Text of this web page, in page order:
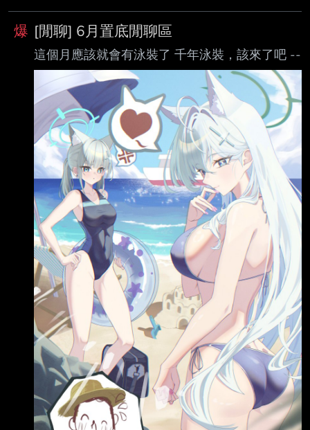
愛麗絲(武裝)/kei 戰星池(110~300) 110 泳渚
150 瑠美(new)/敦子 160 愛麗絲(武裝) 190 瑪
麗娜(旗袍) 210 惠(new) 230 打工堇 240 菲娜
(導覽員) 250 桔梗(new)
爆 [閒聊] 6月置底閒聊區
這個月應該就會有泳裝了 千年泳裝，該來了吧 --